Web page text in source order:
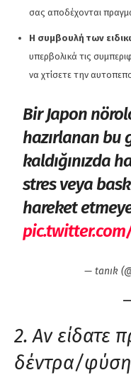
σας αποδέχονται
Η συμβουλή των
υπερβολικά τις
να χτίσετε την
Bir Japon
hazırlanan bu
kaldığınızda
stres veya
hareket
pic.twitter.com/
— tanık
2. Αν είδατε
δέντρα/